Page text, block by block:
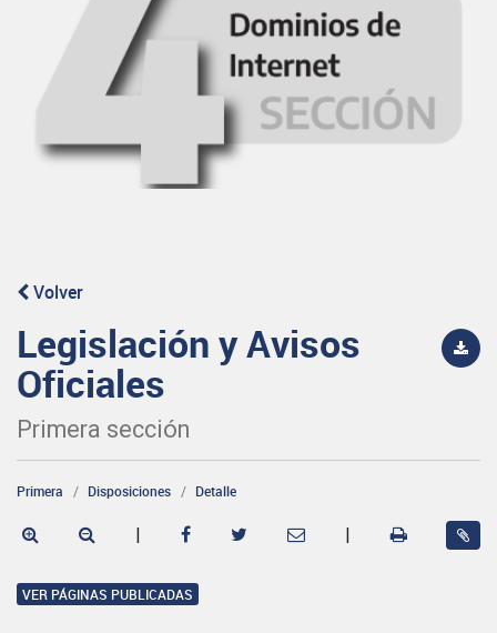
Volver
Legislación y Avisos
Oficiales
Primera sección
Primera Disposiciones Detalle
| |
VER PÁGINAS PUBLICADAS